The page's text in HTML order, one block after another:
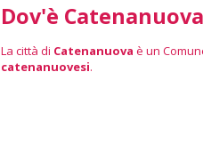
Dov'è
La città di Catenanuova è un
catenanuovesi.